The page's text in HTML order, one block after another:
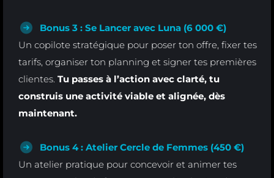
Bonus 3 : Se Lancer avec Luna (6 000 €)
Un copilote stratégique pour poser ton offre, fixer tes
tarifs, organiser ton planning et signer tes premières
clientes. Tu passes à l’action avec clarté, tu
construis une activité viable et alignée, dès
maintenant.
Bonus 4 : Atelier Cercle de Femmes (450 €)
Un atelier pratique pour concevoir et animer tes